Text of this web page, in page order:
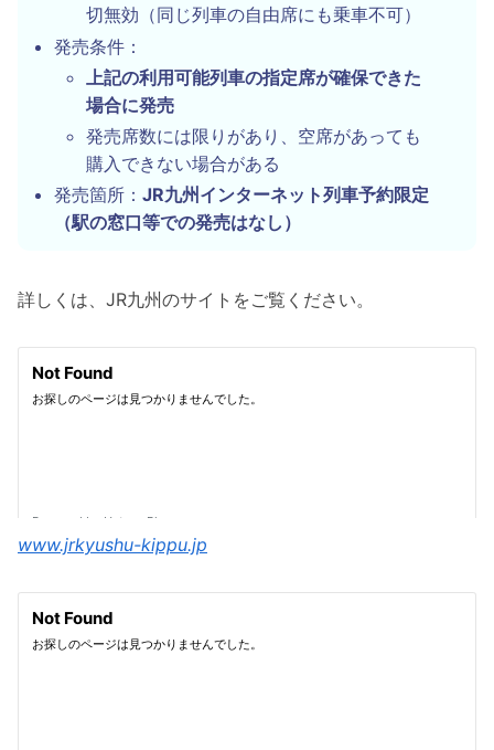
切無効（同じ列車の自由席にも乗車不可）
発売条件：
上記の利用可能列車の指定席が確保できた
場合に発売
発売席数には限りがあり、空席があっても
購入できない場合がある
発売箇所：JR九州インターネット列車予約限定
（駅の窓口等での発売はなし）
詳しくは、JR九州のサイトをご覧ください。
www.jrkyushu-kippu.jp